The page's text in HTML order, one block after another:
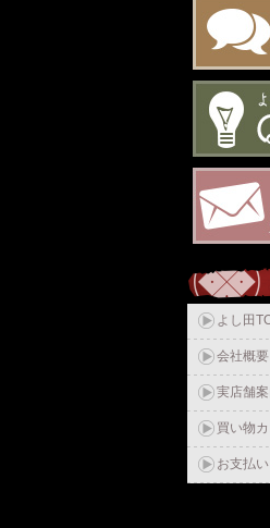
よし田
会社概要
実店舗
買い物
お支払